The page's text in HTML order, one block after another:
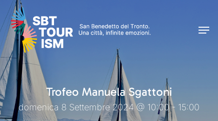
Skip
to
main
content
Trofeo Manuela Sgattoni
domenica 8 Settembre 2024 @ 10:00 - 15:00